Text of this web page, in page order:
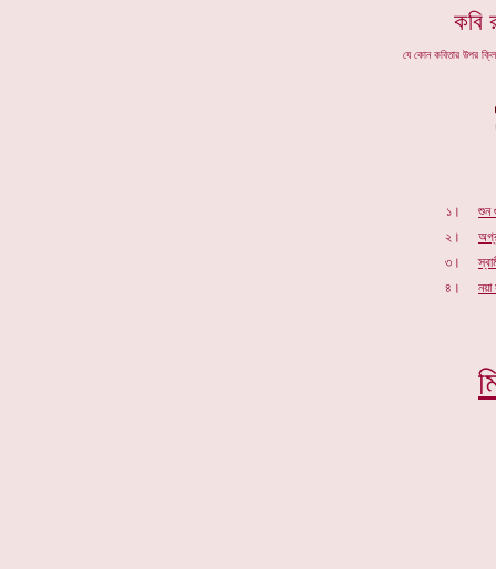
কবি
যে কোন কবিতার উপর
শুন
নয়া
১।
২।
৩।
৪।